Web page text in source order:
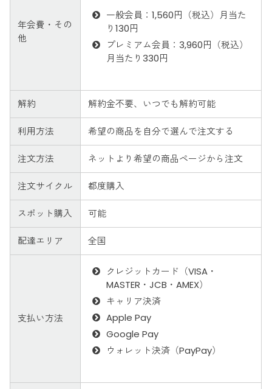
年会費・その
他
一般会員：1,560円（税込）月当た
り130円
プレミアム会員：3,960円（税込）
月当たり330円
解約 解約金不要、いつでも解約可能
利用方法 希望の商品を自分で選んで注文する
注文方法 ネットより希望の商品ページから注文
注文サイクル 都度購入
スポット購入 可能
配達エリア 全国
支払い方法
クレジットカード（VISA・
MASTER・JCB・AMEX）
キャリア決済
Apple Pay
Google Pay
ウォレット決済（PayPay）